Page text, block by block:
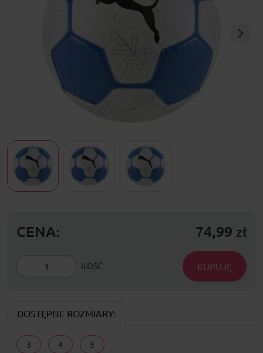
CENA: 74,99 zł
ILOŚĆ KUPUJĘ
DOSTĘPNE ROZMIARY:
3 4 5